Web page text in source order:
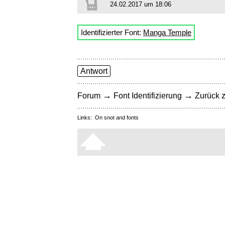
24.02.2017 um 18:06
Identifizierter Font: Manga Temple
Antwort
Forum → Font Identifizierung → Zurück
Links: On snot and fonts